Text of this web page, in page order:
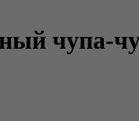
чупа-